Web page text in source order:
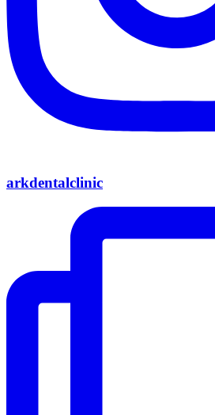
arkdentalclinic